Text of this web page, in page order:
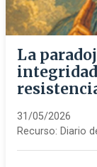
La
31/05/2026
Recurso: Diario